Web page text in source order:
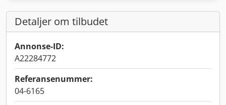
Detaljer om tilbudet
Annonse-ID:
A22284772
Referansenummer:
04-6165